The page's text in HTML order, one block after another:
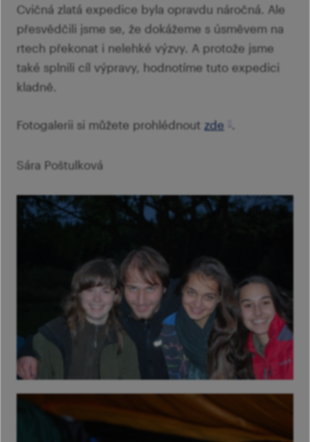
Cvičná zlatá expedice byla opravdu náročná. Ale
přesvědčili jsme se, že dokážeme s úsměvem na
rtech překonat i nelehké výzvy. A protože jsme
také splnili cíl výpravy, hodnotíme tuto expedici
kladně.
Fotogalerii si můžete prohlédnout zde .
Sára Poštulková